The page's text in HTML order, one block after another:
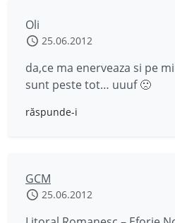
Oli
25.06.2012
da,ce ma enerveaza si pe
sunt peste tot… uuuf 🙁
răspunde-i
GCM
25.06.2012